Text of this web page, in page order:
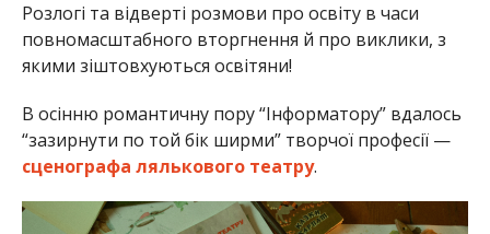
Розлогі та відверті розмови про освіту в часи
повномасштабного вторгнення й про виклики, з
якими зіштовхуються освітяни!
В осінню романтичну пору “Інформатору” вдалось
“зазирнути по той бік ширми” творчої професії —
сценографа лялькового театру.